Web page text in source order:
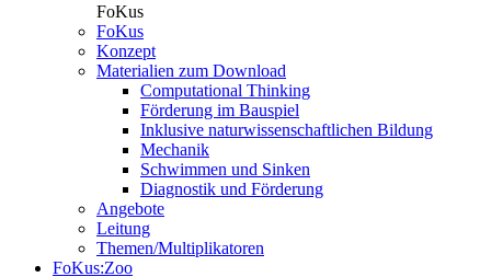
FoKus
FoKus
Konzept
Materialien zum Download
Computational Thinking
Förderung im Bauspiel
Inklusive naturwissenschaftlichen Bildung
Mechanik
Schwimmen und Sinken
Diagnostik und Förderung
Angebote
Leitung
Themen/Multiplikatoren
FoKus:Zoo